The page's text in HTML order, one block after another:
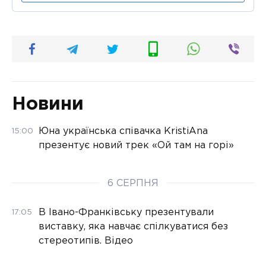
Новини
15:00
Юна українська співачка KristiAna
презентує новий трек «Ой там на горі»
6 СЕРПНЯ
17:05
В Івано-Франківську презентували
виставку, яка навчає спілкуватися без
стереотипів. Відео